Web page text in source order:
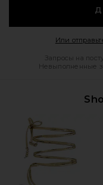
Или
Запросы на
Невыполненные